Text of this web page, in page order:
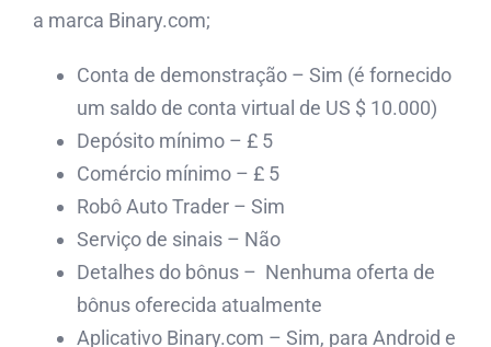
a marca Binary.com;
Conta de demonstração – Sim (é fornecido
um saldo de conta virtual de US $ 10.000)
Depósito mínimo – £ 5
Comércio mínimo – £ 5
Robô Auto Trader – Sim
Serviço de sinais – Não
Detalhes do bônus – Nenhuma oferta de
bônus oferecida atualmente
Aplicativo Binary.com – Sim, para Android e